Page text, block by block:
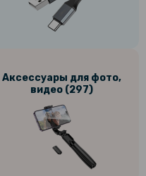
Аксессуары для фото,
видео (297)